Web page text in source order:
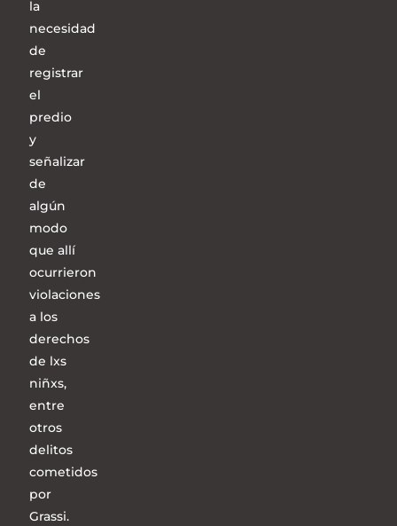
la
necesidad
de
registrar
el
predio
y
señalizar
de
algún
modo
que allí
ocurrieron
violaciones
a los
derechos
de lxs
niñxs,
entre
otros
delitos
cometidos
por
Grassi.